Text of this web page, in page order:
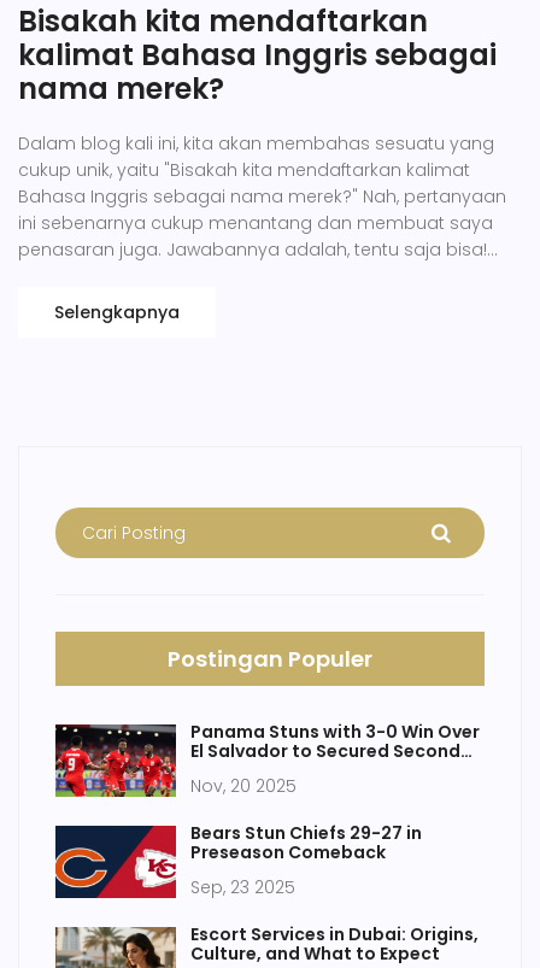
Bisakah kita mendaftarkan
kalimat Bahasa Inggris sebagai
nama merek?
Dalam blog kali ini, kita akan membahas sesuatu yang
cukup unik, yaitu "Bisakah kita mendaftarkan kalimat
Bahasa Inggris sebagai nama merek?" Nah, pertanyaan
ini sebenarnya cukup menantang dan membuat saya
penasaran juga. Jawabannya adalah, tentu saja bisa!
cipta orang lain, tidak ada yang melarang kita
menggunakan bahasa Inggris untuk nama merek kita.
Selengkapnya
Postingan Populer
Panama Stuns with 3-0 Win Over
El Salvador to Secured Second
Nov, 20 2025
Bears Stun Chiefs 29-27 in
Preseason Comeback
Sep, 23 2025
Escort Services in Dubai: Origins,
Culture, and What to Expect